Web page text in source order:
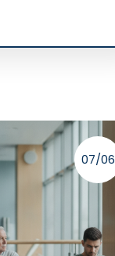
07/06